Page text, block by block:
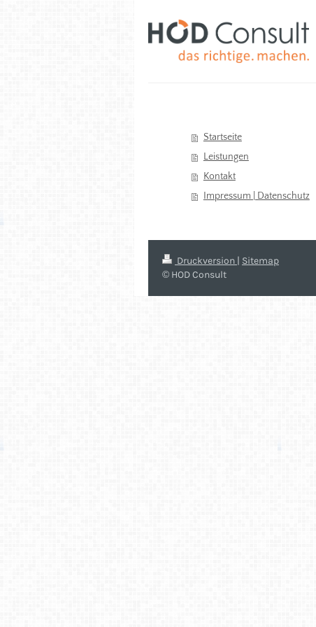
Startseite
Leistungen
Kontakt
Impressum | Datenschutz
Druckversion | Sitemap
© HOD Consult